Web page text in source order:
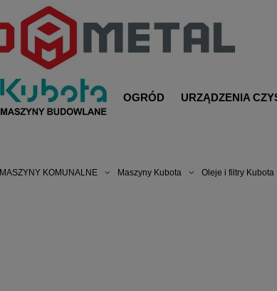
OGRÓD URZĄDZENIA
MASZYNY KOMUNALNE Maszyny Kubota Oleje i filtry Kubota